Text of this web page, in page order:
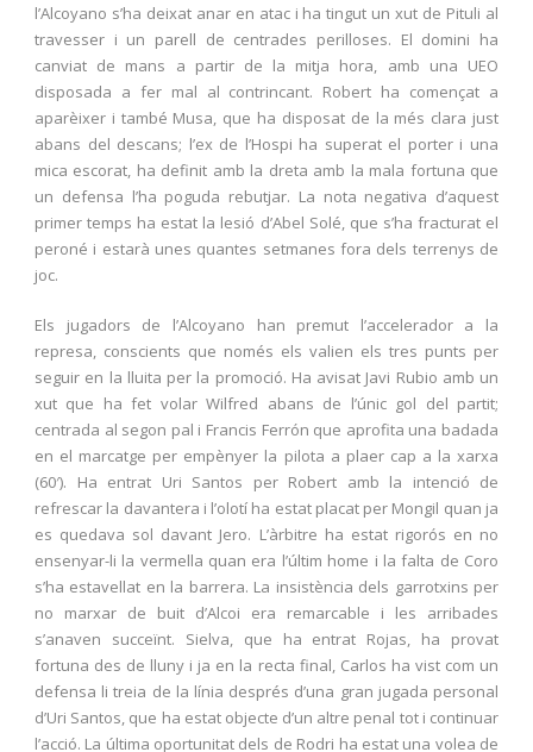
l’Alcoyano s’ha deixat anar en atac i ha tingut un xut de Pituli al
travesser i un parell de centrades perilloses. El domini ha
canviat de mans a partir de la mitja hora, amb una UEO
disposada a fer mal al contrincant. Robert ha començat a
aparèixer i també Musa, que ha disposat de la més clara just
abans del descans; l’ex de l’Hospi ha superat el porter i una
mica escorat, ha definit amb la dreta amb la mala fortuna que
un defensa l’ha poguda rebutjar. La nota negativa d’aquest
primer temps ha estat la lesió d’Abel Solé, que s’ha fracturat el
peroné i estarà unes quantes setmanes fora dels terrenys de
joc.
Els jugadors de l’Alcoyano han premut l’accelerador a la
represa, conscients que només els valien els tres punts per
seguir en la lluita per la promoció. Ha avisat Javi Rubio amb un
xut que ha fet volar Wilfred abans de l’únic gol del partit;
centrada al segon pal i Francis Ferrón que aprofita una badada
en el marcatge per empènyer la pilota a plaer cap a la xarxa
(60′). Ha entrat Uri Santos per Robert amb la intenció de
refrescar la davantera i l’olotí ha estat placat per Mongil quan ja
es quedava sol davant Jero. L’àrbitre ha estat rigorós en no
ensenyar-li la vermella quan era l’últim home i la falta de Coro
s’ha estavellat en la barrera. La insistència dels garrotxins per
no marxar de buit d’Alcoi era remarcable i les arribades
s’anaven succeïnt. Sielva, que ha entrat Rojas, ha provat
fortuna des de lluny i ja en la recta final, Carlos ha vist com un
defensa li treia de la línia després d’una gran jugada personal
d’Uri Santos, que ha estat objecte d’un altre penal tot i continuar
l’acció. La última oportunitat dels de Rodri ha estat una volea de